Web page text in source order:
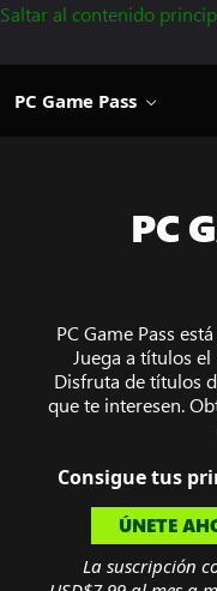
Saltar al contenido
PC Game Pass
PC
PC Game Pass
Juega a títulos
Disfruta de títulos
que te interesen.
Consigue tus
ÚNETE
La suscripción